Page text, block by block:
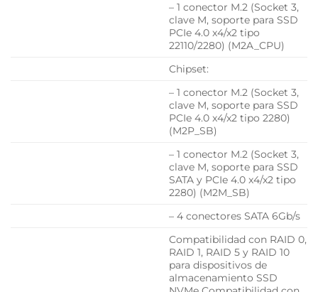
– 1 conector M.2 (Socket 3,
clave M, soporte para SSD
PCIe 4.0 x4/x2 tipo
22110/2280) (M2A_CPU)
Chipset:
– 1 conector M.2 (Socket 3,
clave M, soporte para SSD
PCIe 4.0 x4/x2 tipo 2280)
(M2P_SB)
– 1 conector M.2 (Socket 3,
clave M, soporte para SSD
SATA y PCIe 4.0 x4/x2 tipo
2280) (M2M_SB)
– 4 conectores SATA 6Gb/s
Compatibilidad con RAID 0,
RAID 1, RAID 5 y RAID 10
para dispositivos de
almacenamiento SSD